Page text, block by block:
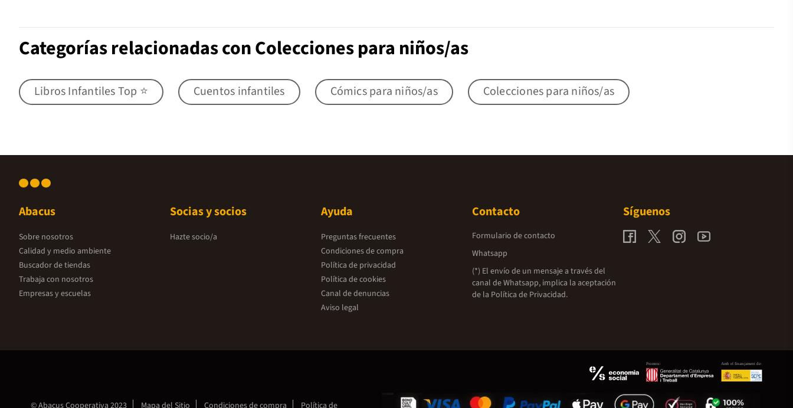
Categorías relacionadas con Colecciones para niños/as
Libros Infantiles Top ⭐ Cuentos infantiles Cómics para niños/as Colecciones para niños/as
Abacus
Sobre nosotros
Calidad y medio ambiente
Buscador de tiendas
Trabaja con nosotros
Empresas y escuelas
Socias y socios
Hazte socio/a
Ayuda
Preguntas frecuentes
Condiciones de compra
Política de privacidad
Política de cookies
Canal de denuncias
Aviso legal
Contacto
Formulario de contacto
Whatsapp
(*) El envío de un mensaje a través del
canal de Whatsapp, implica la aceptación
de la Política de Privacidad.
Síguenos
Promou: Amb el finançament de:
© Abacus Cooperativa 2023 Mapa del Sitio Condiciones de compra Política de